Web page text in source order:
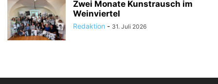
Zwei Monate Kunstrausch im
Weinviertel
Redaktion - 31. Juli 2026